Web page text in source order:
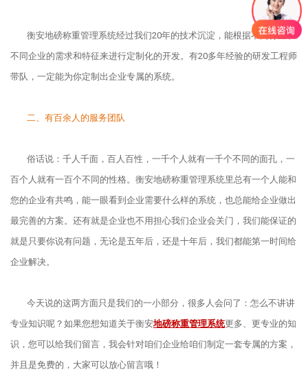
衡安地磅称重管理系统经过我们20年的技术沉淀，能根据不同行业和
不同企业的需求和特征来进行定制化的开发。有20多年经验的研发工程师
带队，一定能为你定制出企业专属的系统。
二、有百余人的服务团队
俗话说：千人千面，百人百性，一千个人就有一千个不同的面孔，一
百个人就有一百个不同的性格。衡安地磅称重管理系统里总有一个人能和
您的企业有共鸣，能一眼看到企业需要什么样的系统，也总能给企业做出
最完善的方案。还有就是企业也不用担心我们企业会关门，我们能保证的
就是只要你说有问题，无论是五年后，还是十年后，我们都能第一时间给
企业解决。
今天说的这两方面只是我们的一小部分，很多人会问了：怎么不讲讲
专业知识呢？如果您想知道关于衡安地磅称重管理系统更多、更专业的知
识，您可以给我们留言，我会针对咱们企业给咱们制定一套专属的方案，
并且是免费的，大家可以放心留言哦！